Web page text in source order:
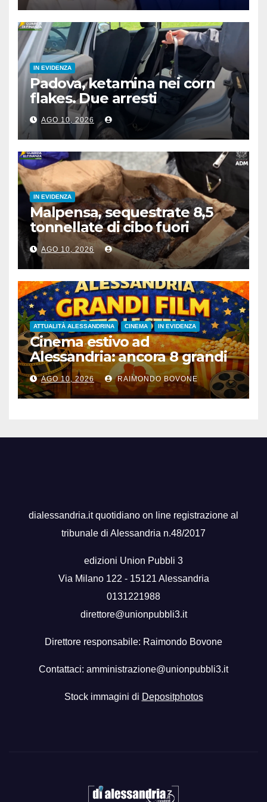
IN EVIDENZA
Padova, ketamina nei corn
flakes. Due arresti
AGO 10, 2026
IN EVIDENZA
Malpensa, sequestrate 8,5
tonnellate di cibo fuori
norma nel primo semestre
AGO 10, 2026
ATTUALITÀ ALESSANDRINA CINEMA IN EVIDENZA
Cinema estivo ad
Alessandria: ancora 8 grandi
film gratis all’aperto, fino al
28 agosto
AGO 10, 2026 RAIMONDO BOVONE
dialessandria.it quotidiano on line registrazione al
tribunale di Alessandria n.48/2017
edizioni Union Pubbli 3
Via Milano 122 - 15121 Alessandria
0131221988
direttore@unionpubbli3.it
Direttore responsabile: Raimondo Bovone
Contattaci: amministrazione@unionpubbli3.it
Stock immagini di Depositphotos